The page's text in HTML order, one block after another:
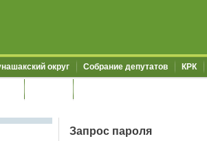
округ Собрание депутатов КРК
Запрос пароля